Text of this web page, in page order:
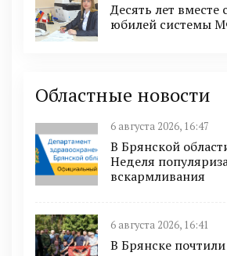
Десять лет
юбилей системы
Областные новости
6 августа 2026, 16:47
В Брянской
Неделя
вскармливания
6 августа 2026, 16:41
В Брянске